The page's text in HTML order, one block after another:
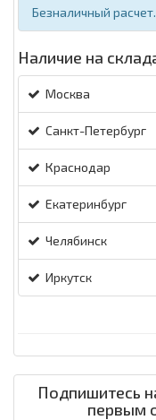
Безналичный расчет.
Наличие на
Москва
Санкт-Петербург
Краснодар
Екатеринбург
Челябинск
Иркутск
Подпишитесь
первым